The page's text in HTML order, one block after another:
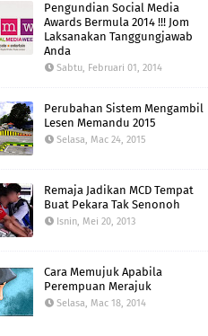
Pengundian Social Media
Awards Bermula 2014 !!! Jom
Laksanakan Tanggungjawab
Anda
Sabtu, Februari 01, 2014
Perubahan Sistem Mengambil
Lesen Memandu 2015
Selasa, Mac 24, 2015
Remaja Jadikan MCD Tempat
Buat Pekara Tak Senonoh
Isnin, Mei 20, 2013
Cara Memujuk Apabila
Perempuan Merajuk
Selasa, Mac 18, 2014